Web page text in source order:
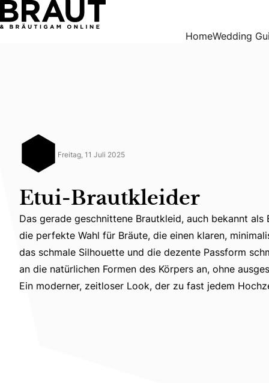
HomeWedding
Freitag, 11 Juli 2025
Etui-Brautkleider
Das gerade geschnittene Brautkleid, auch bekannt
Das gerade geschnittene Brautkleid, auch bekannt
die perfekte Wahl für Bräute, die einen klaren,
das schmale Silhouette und die dezente Passform
an die natürlichen Formen des Körpers an, ohne
Ein moderner, zeitloser Look, der zu fast jedem